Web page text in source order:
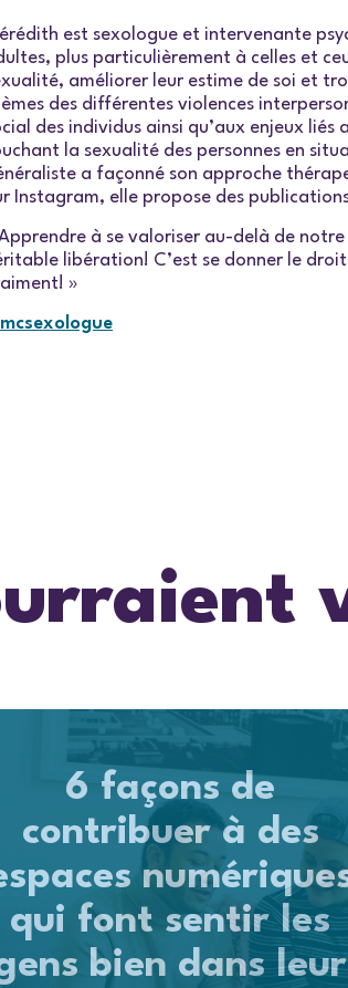
est sexologue et intervenante
plus particulièrement à celles et
améliorer leur estime de soi et
des différentes violences
des individus ainsi qu’aux enjeux
la sexualité des personnes en
a façonné son approche
Instagram, elle propose des
à se valoriser au-delà de
libération! C’est se donner le
»
6 façons de
contribuer à des
qui font sentir les
bien dans leur